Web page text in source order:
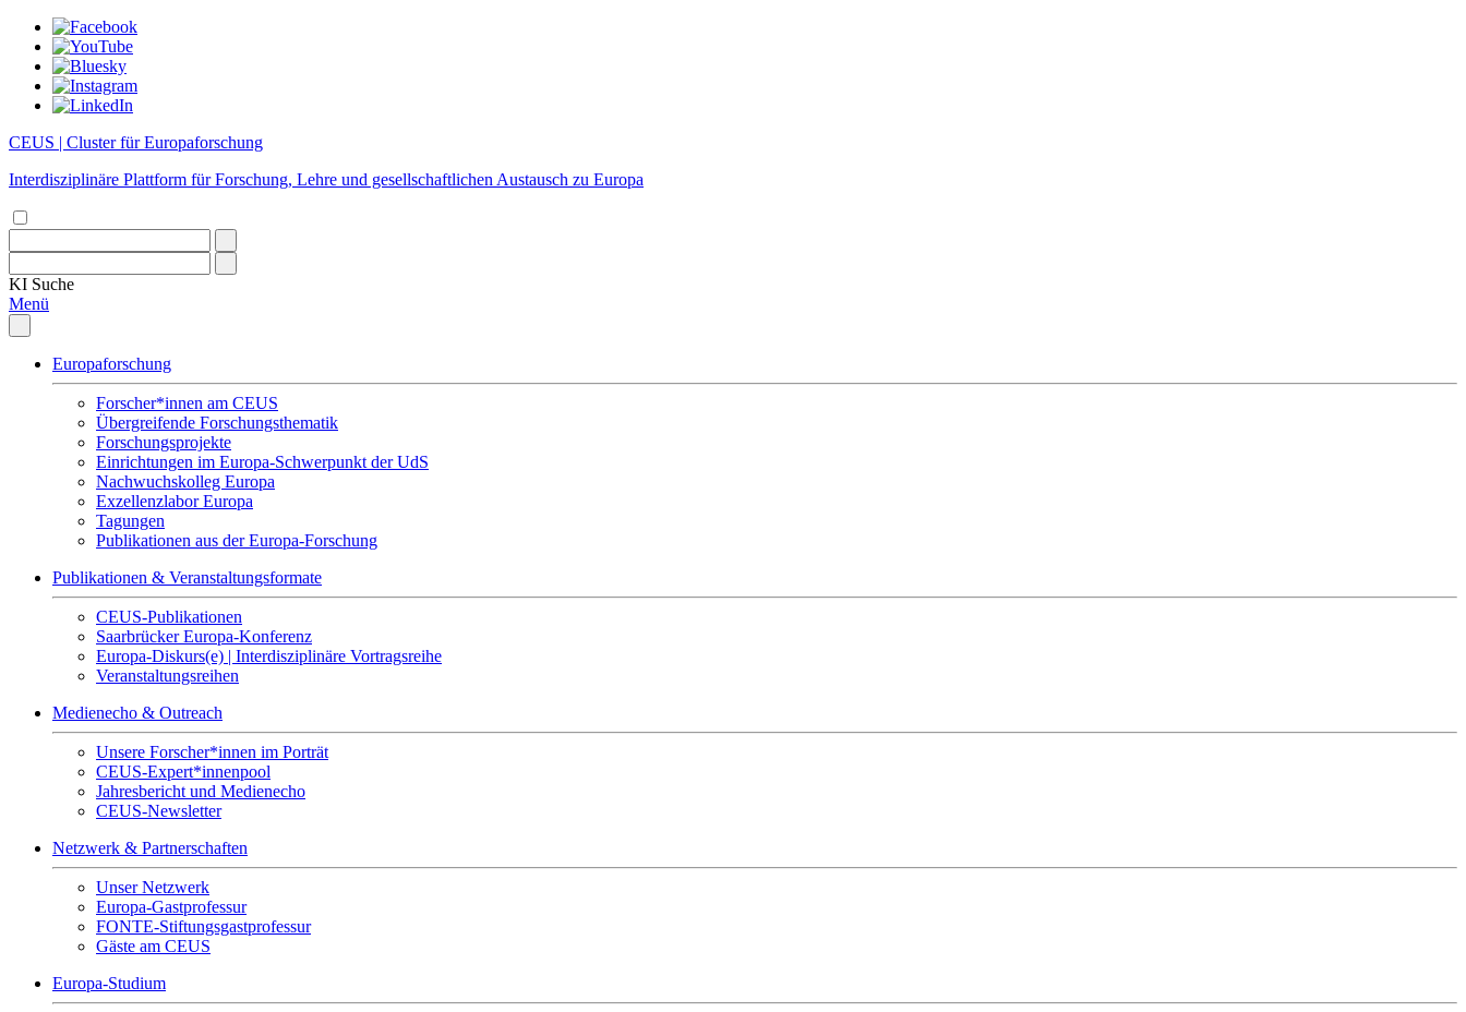
CEUS | Cluster für Europaforschung
Interdisziplinäre Plattform für Forschung, Lehre und gesellschaftlichen Austausch zu Europa
KI Suche
Menü
Europaforschung
Forscher*innen am CEUS
Übergreifende Forschungsthematik
Forschungsprojekte
Einrichtungen im Europa-Schwerpunkt der UdS
Nachwuchskolleg Europa
Exzellenzlabor Europa
Tagungen
Publikationen aus der Europa-Forschung
Publikationen & Veranstaltungsformate
CEUS-Publikationen
Saarbrücker Europa-Konferenz
Europa-Diskurs(e) | Interdisziplinäre Vortragsreihe
Veranstaltungsreihen
Medienecho & Outreach
Unsere Forscher*innen im Porträt
CEUS-Expert*innenpool
Jahresbericht und Medienecho
CEUS-Newsletter
Netzwerk & Partnerschaften
Unser Netzwerk
Europa-Gastprofessur
FONTE-Stiftungsgastprofessur
Gäste am CEUS
Europa-Studium